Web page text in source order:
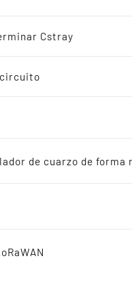
Cstray
de cuarzo de forma
cristales,
inteligentes,
por radio,
HAVAC, control
incendios por